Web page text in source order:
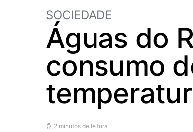
SOCIEDADE
Águas do
consumo
2 minutos de leitura